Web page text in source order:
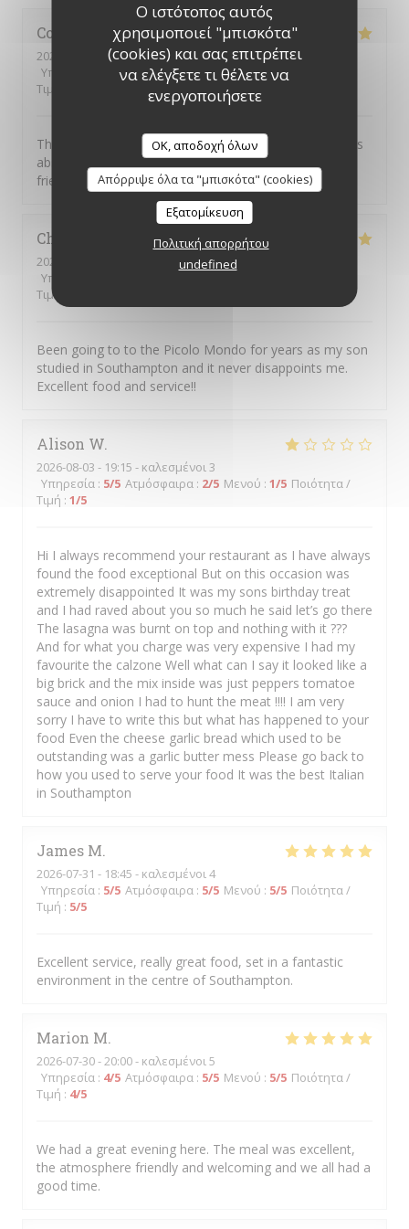
Ο ιστότοπος αυτός
χρησιμοποιεί "μπισκότα"
(cookies) και σας επιτρέπει
να ελέγξετε τι θέλετε να
ενεργοποιήσετε
OK, αποδοχή όλων
Απόρριψε όλα τα "μπισκότα" (cookies)
Εξατομίκευση
Πολιτική απορρήτου
undefined
Colin
2026-08-04
- 20:00 - καλεσμένοι 2
Υπηρεσία
/5 Ατμόσφαιρα: 5/5 Μενού: 5/5
Τιμή
This was our first visit to Piccolo Mondo. The food was
absolutely delicious and the staff were extremely
friendly. We will be returning.
Christian
2026-08-01
- 20:45 - καλεσμένοι 7
Υπηρεσία
Τιμή
Been going to to the Picolo Mondo for years as my son
studied in Southampton and it never disappoints me.
Excellent food and service!!
Alison W
2026-08-03 - 19:15 - καλεσμένοι 3
Υπηρεσία : 5/5 Ατμόσφαιρα : 2/5 Μενού : 1/5 Ποιότητα /
Τιμή : 1/5
Hi I always recommend your restaurant as I have always
found the food exceptional But on this occasion was
extremely disappointed It was my sons birthday treat
and I had raved about you so much he said let’s go there
The lasagna was burnt on top and nothing with it ???
And for what you charge was very expensive I had my
favourite the calzone Well what can I say it looked like a
big brick and the mix inside was just peppers tomatoe
sauce and onion I had to hunt the meat !!!! I am very
sorry I have to write this but what has happened to your
food Even the cheese garlic bread which used to be
outstanding was a garlic butter mess Please go back to
how you used to serve your food It was the best Italian
in Southampton
James M
2026-07-31 - 18:45 - καλεσμένοι 4
Υπηρεσία : 5/5 Ατμόσφαιρα : 5/5 Μενού : 5/5 Ποιότητα /
Τιμή : 5/5
Excellent service, really great food, set in a fantastic
environment in the centre of Southampton.
Marion M
2026-07-30- 20:00 - καλεσμένοι 5
Υπηρεσία : 4/5 Ατμόσφαιρα : 5/5 Μενού : 5/5 Ποιότητα /
Τιμή : 4/5
We had a great evening here. The meal was excellent,
the atmosphere friendly and welcoming and we all had a
good time.